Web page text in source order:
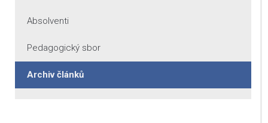
Absolventi
Pedagogický sbor
Archiv článků